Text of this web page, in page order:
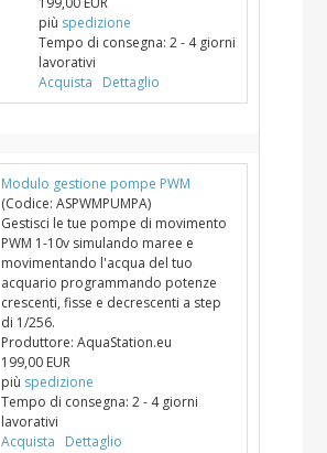
più spedizione
Tempo di consegna: 2 - 4 giorni
lavorativi
Acquista
Dettaglio
Modulo gestione pompe PWM
(Codice: ASPWMPUMPA)
Gestisci le tue pompe di movimento
PWM 1-10v simulando maree e
movimentando l'acqua del tuo
acquario programmando potenze
crescenti, fisse e decrescenti a step
di 1/256.
Produttore: AquaStation.eu
199,00 EUR
più spedizione
Tempo di consegna: 2 - 4 giorni
lavorativi
Acquista
Dettaglio